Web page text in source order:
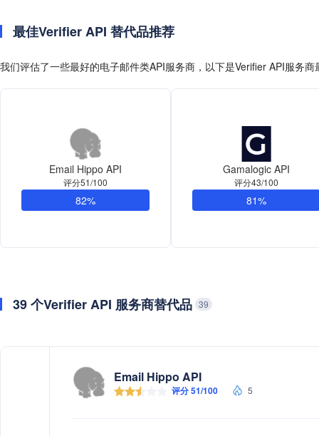
最佳Verifier API 替代品推荐
我们评估了一些最好的电子邮件类API服务商，以下是Verifier API服务商
Email Hippo API
评分51/100
82%
Gamalogic API
评分43/100
81%
39 个Verifier API 服务商替代品 39
Email Hippo API
评分 51/100 5